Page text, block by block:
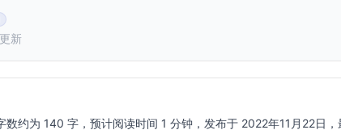
新
数约为 140 字，预计阅读时间 1 分钟，发布于 2022年11月22日，